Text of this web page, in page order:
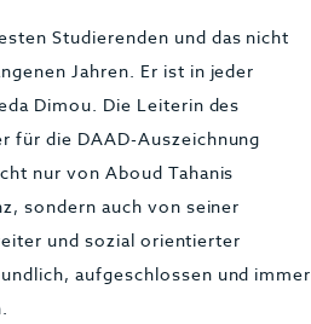
Studierenden und das nicht
Jahren. Er ist in jeder
Dimou. Die Leiterin des
für die DAAD-Auszeichnung
nur von Aboud Tahanis
sondern auch von seiner
und sozial orientierter
aufgeschlossen und immer